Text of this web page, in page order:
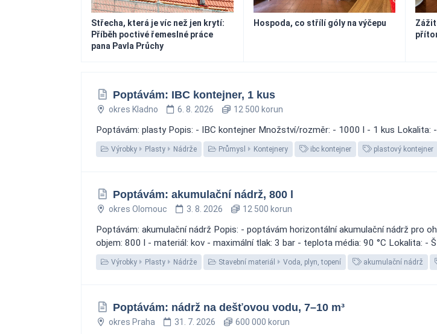
Střecha, která je víc než jen krytí:
Příběh poctivé řemeslné práce
pana Pavla Průchy
Hospoda, co střílí góly na výčepu
Poptávám: IBC kontejner, 1 kus
okres Kladno 6. 8. 2026 12 500 korun
Poptávám: plasty Popis: - IBC kontejner Množství/rozměr: - 1000 l - 1 kus Lokalita:
Výrobky Plasty Nádrže Průmysl Kontejnery ibc kontejner plastový kontejner
Poptávám: akumulační nádrž, 800 l
okres Olomouc 3. 8. 2026 12 500 korun
Poptávám: akumulační nádrž Popis: - poptávám horizontální akumulační nádrž pro
objem: 800 l - materiál: kov - maximální tlak: 3 bar - teplota média: 90 °C Lokalita: -
Výrobky Plasty Nádrže Stavební materiál Voda, plyn, topení akumulační nádrž
Poptávám: nádrž na dešťovou vodu, 7–10 m³
okres Praha 31. 7. 2026 600 000 korun